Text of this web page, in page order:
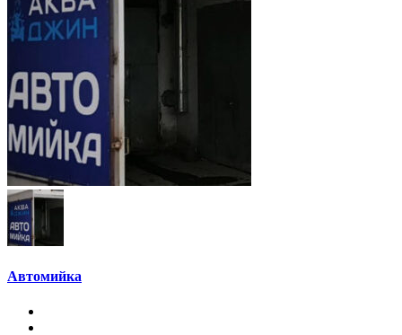
Автомийка